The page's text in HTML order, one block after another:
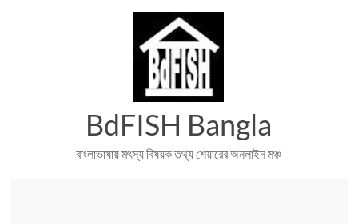
BdFISH Bangla
বাংলাভাষায় মৎস্য বিষয়ক তথ্য শেয়ারের অনলাইন মঞ্চ